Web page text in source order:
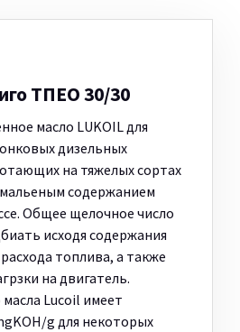
ТПЕО 30/30
масло LUKOIL для
дизельных
на тяжелых сортах
содержанием
Общее щелочное число
исходя содержания
топлива, а также
на двигатель.
Lucoil имеет
g для некоторых